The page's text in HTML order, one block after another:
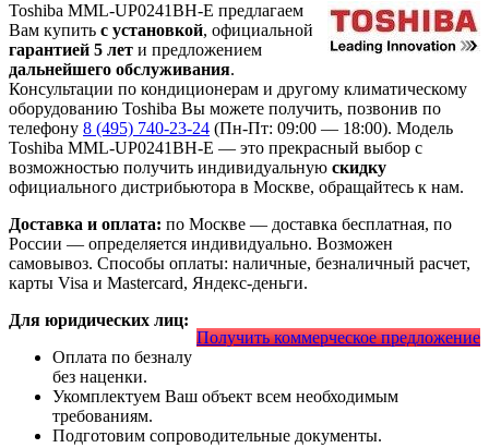
Toshiba MML-UP0241BH-E предлагаем
Вам купить с установкой, официальной
гарантией 5 лет и предложением
дальнейшего обслуживания.
Консультации по кондиционерам и другому климатическому
оборудованию Toshiba Вы можете получить, позвонив по
телефону 8 (495) 740-23-24 (Пн-Пт: 09:00 — 18:00). Модель
Toshiba MML-UP0241BH-E — это прекрасный выбор с
возможностью получить индивидуальную скидку
официального дистрибьютора в Москве, обращайтесь к нам.
Доставка и оплата: по Москве — доставка бесплатная, по
России — определяется индивидуально. Возможен
самовывоз. Способы оплаты: наличные, безналичный расчет,
карты Visa и Mastercard, Яндекс-деньги.
Получить коммерческое предложение
Для юридических лиц:
Оплата по безналу
без наценки.
Укомплектуем Ваш объект всем необходимым
требованиям.
Подготовим сопроводительные документы.